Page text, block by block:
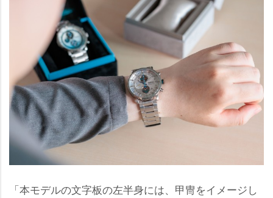
「本モデルの文字板の左半身には、甲冑をイメージし